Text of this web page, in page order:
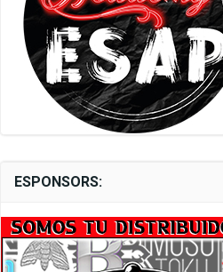
ESPONSORS: